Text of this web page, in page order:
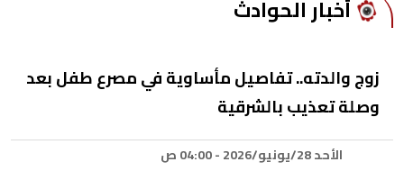
أخبار الحوادث
زوج والدته.. تفاصيل مأساوية في مصرع طفل بعد
وصلة تعذيب بالشرقية
الأحد 28/يونيو/2026 - 04:00 ص